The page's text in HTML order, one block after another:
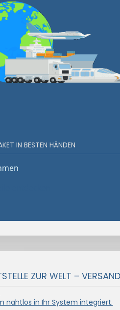
IN BESTEN HÄNDEN
ZUR WELT –
nahtlos in Ihr System integriert.